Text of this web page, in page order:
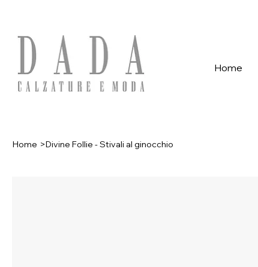
Home
Home >Divine Follie - Stivali al ginocchio